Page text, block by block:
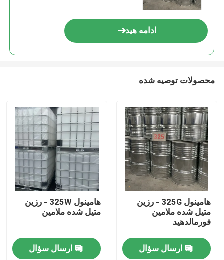
ادامه هید
محصولات توصیه شده
هامینول 325G - رزین
متیل شده ملامین
فورمالدهید
ارسال سؤال
هامینول 325W - رزین
متیل شده ملامین
ارسال سؤال